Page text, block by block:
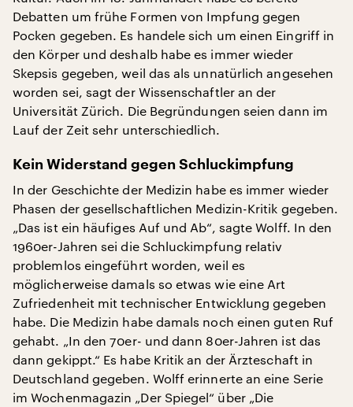
Debatten um frühe Formen von Impfung gegen
Pocken gegeben. Es handele sich um einen Eingriff in
den Körper und deshalb habe es immer wieder
Skepsis gegeben, weil das als unnatürlich angesehen
worden sei, sagt der Wissenschaftler an der
Universität Zürich. Die Begründungen seien dann im
Lauf der Zeit sehr unterschiedlich.
Kein Widerstand gegen Schluckimpfung
In der Geschichte der Medizin habe es immer wieder
Phasen der gesellschaftlichen Medizin-Kritik gegeben.
„Das ist ein häufiges Auf und Ab“, sagte Wolff. In den
1960er-Jahren sei die Schluckimpfung relativ
problemlos eingeführt worden, weil es
möglicherweise damals so etwas wie eine Art
Zufriedenheit mit technischer Entwicklung gegeben
habe. Die Medizin habe damals noch einen guten Ruf
gehabt. „In den 70er- und dann 80er-Jahren ist das
dann gekippt.“ Es habe Kritik an der Ärzteschaft in
Deutschland gegeben. Wolff erinnerte an eine Serie
im Wochenmagazin „Der Spiegel“ über „Die